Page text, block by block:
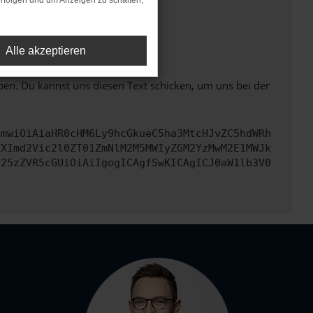
unterstützt werden.
Du kannst uns diesen Text schicken, um uns bei der
Alle akzeptieren